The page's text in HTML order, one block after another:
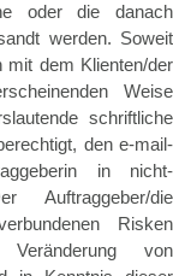
oder die danach
werden. Soweit
mit dem Klienten/der
Weise
schriftliche
den e-mail-
in nicht-
Auftraggeber/die
Risken
Veränderung von